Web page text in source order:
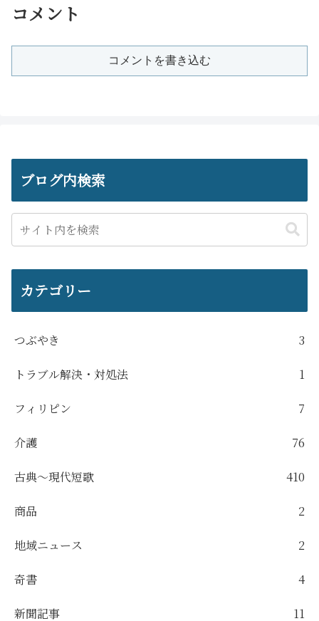
コメント
コメントを書き込む
ブログ内検索
カテゴリー
つぶやき 3
トラブル解決・対処法 1
フィリピン 7
介護 76
古典～現代短歌 410
商品 2
地域ニュース 2
奇書 4
新聞記事 11